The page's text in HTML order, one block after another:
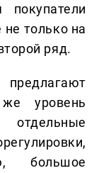
только на
ряд.
уровень
большое